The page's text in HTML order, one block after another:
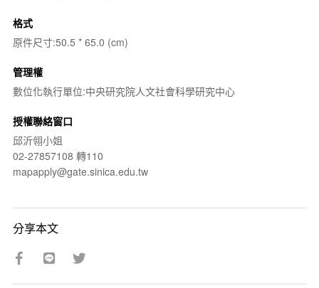
格式
原件尺寸:50.5 * 65.0 (cm)
管理權
數位化執行單位:中央研究院人文社會科學研究中心
授權聯絡窗口
邱沂翎小姐
02-27857108 轉110
mapapply@gate.sinica.edu.tw
分享本文